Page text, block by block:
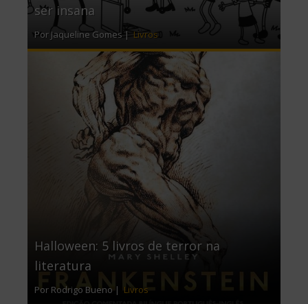
ser insana
Por Jaqueline Gomes | Livros
Halloween: 5 livros de terror na
literatura
Por Rodrigo Bueno | Livros